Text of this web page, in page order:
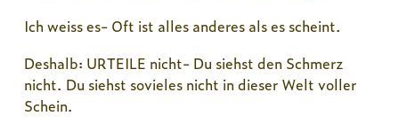
Ich weiss es- Oft ist alles anderes als es scheint.
Deshalb: URTEILE nicht- Du siehst den Schmerz
nicht. Du siehst sovieles nicht in dieser Welt voller
Schein.